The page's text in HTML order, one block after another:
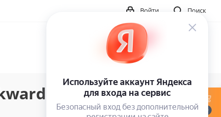
Поиск
Войти
Over The Grass
0